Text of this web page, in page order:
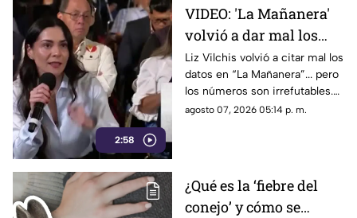
Rocha Moya, Enrique Inzunza y
otros funcionarios morenistas.
2:58
VIDEO: 'La Mañanera'
volvió a dar mal los
datos: TV Azteca es el
medio tradicional con
mayor alcance y
credibilidad de México
Liz Vilchis volvió a citar mal los
datos en “La Mañanera”... pero
los números son irrefutables.
El estudio internacional de
evidencia, nadie puede.
agosto 07, 2026 05:14 p. m.
¿Qué es la ‘fiebre del
conejo’ y cómo se